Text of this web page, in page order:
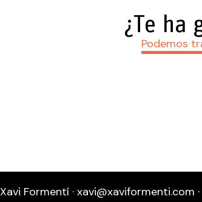
¿Te ha
Podemos
Xavi Formentí · xavi@xaviformenti.com